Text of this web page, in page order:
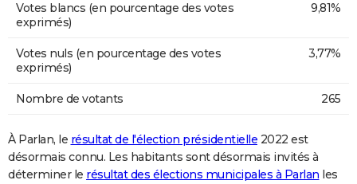
Votes blancs (en pourcentage des votes
exprimés)
9,81%
Votes nuls (en pourcentage des votes
exprimés)
3,77%
Nombre de votants 265
À Parlan, le résultat de l'élection présidentielle 2022 est
désormais connu. Les habitants sont désormais invités à
déterminer le résultat des élections municipales à Parlan les